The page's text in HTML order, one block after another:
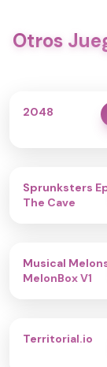
Otros
2048
Sprunksters
The Cave
Musical
MelonBox V1
Territorial.io